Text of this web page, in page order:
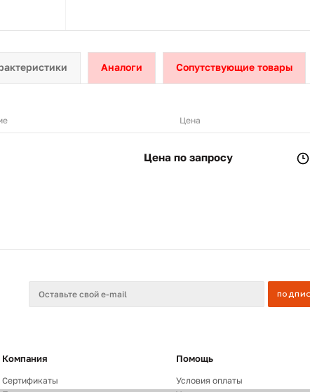
Аналоги Сопутствующие товары
Цена
Цена по запросу
Компания Помощь
Сертификаты
Условия оплаты